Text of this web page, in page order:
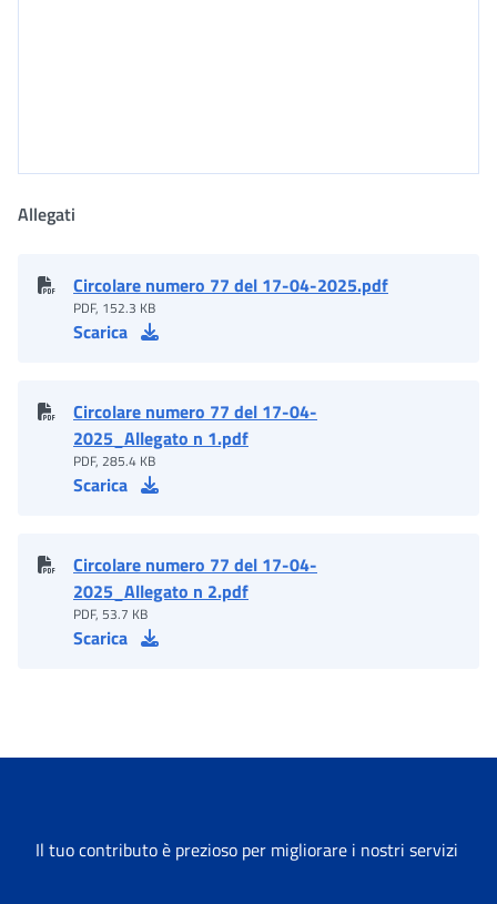
Allegati
Circolare numero 77 del 17-04-2025.pdf
PDF, 152.3 KB
Scarica
Circolare numero 77 del 17-04-
2025_Allegato n 1.pdf
PDF, 285.4 KB
Scarica
Circolare numero 77 del 17-04-
2025_Allegato n 2.pdf
PDF, 53.7 KB
Scarica
Il tuo contributo è prezioso per migliorare i nostri servizi